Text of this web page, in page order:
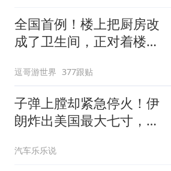
全国首例！楼上把厨房改
成了卫生间，正对着楼下
逗哥游世界 377跟贴
子弹上膛却紧急停火！伊
朗炸出美国最大七寸，特
汽车乐乐说